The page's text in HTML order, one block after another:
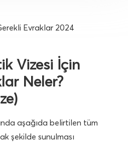
Vizesi İçin
Neler?
aşağıda belirtilen tüm
şekilde sunulması